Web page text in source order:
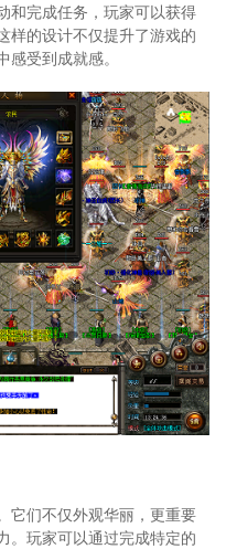
和完成任务，玩家可以获得
样的设计不仅提升了游戏的
受到成就感。
它们不仅外观华丽，更重要
。玩家可以通过完成特定的